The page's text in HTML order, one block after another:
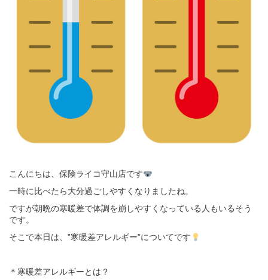
こんにちは、保険ライコ守山店です
一時に比べたら大分過ごしやすくなりましたね。
ですが朝晩の寒暖差で体調を崩しやすくなっている人もいるそう
です。
そこで本日は、”寒暖差アレルギー”についてです
＊寒暖差アレルギーとは？